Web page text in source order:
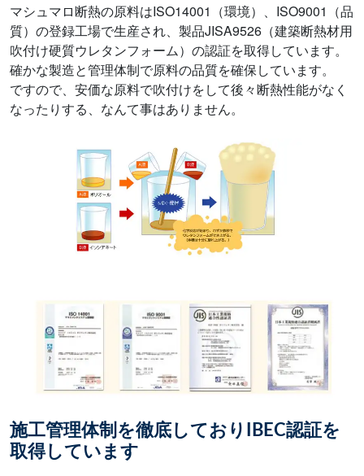
マシュマロ断熱の原料はISO14001（環境）、ISO9001（品
質）の登録工場で生産され、製品JISA9526（建築断熱材用
吹付け硬質ウレタンフォーム）の認証を取得しています。
確かな製造と管理体制で原料の品質を確保しています。
ですので、安価な原料で吹付けをして後々断熱性能がなく
なったりする、なんて事はありません。
施工管理体制を徹底しておりIBEC認証を
取得しています